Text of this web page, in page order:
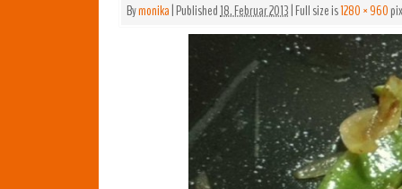
Bymonika|Published18. Februar 2013|Full size is1280 × 960